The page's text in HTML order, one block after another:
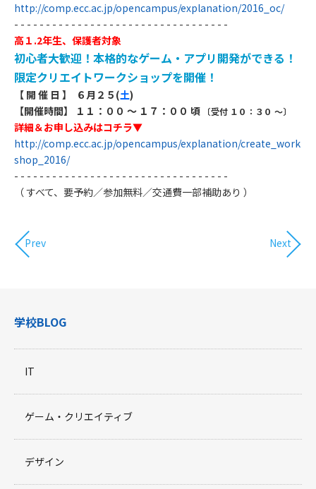
http://comp.ecc.ac.jp/opencampus/explanation/2016_oc/
​- - - - - - - - - - - - - - - - - - - - - - - - - - - - - - - - - -
高１.2年生、保護者対象
初心者大歓迎！本格的なゲーム・アプリ開発ができる！
限定クリエイトワークショップを開催！
【 開 催 日 】 ６月２５ (土)
【開催時間】 １１：００ ～ １７：００ 頃
〔受付 １０：３０ ～〕
詳細＆お申し込みはコチラ▼
http://comp.ecc.ac.jp/opencampus/explanation/create_work
shop_2016/
​- - - - - - - - - - - - - - - - - - - - - - - - - - - - - - - - - -
（ すべて、要予約／参加無料／交通費一部補助あり ）
Prev Next
学校BLOG
IT
ゲーム・クリエイティブ
デザイン